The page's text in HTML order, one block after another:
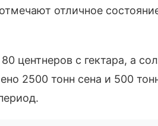
отличное
центнеров с гектара, а
2500 тонн сена и 500